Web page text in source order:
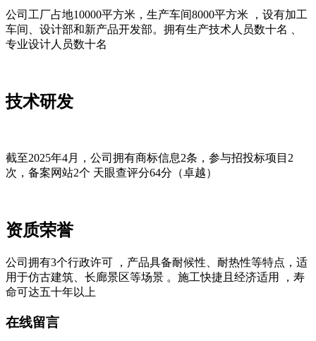
公司工厂占地10000平方米，生产车间8000平方米
，设有加工
车间、设计部和新产品开发部。拥有生产技术人员数十名 、
专业设计人员数十名
技术研发
截至2025年4月，公司拥有商标信息2条 ， 参与招投标项目 2
次，备案网站2个 天眼查评分64分（卓越）
资质荣誉
公司拥有3个行政许可
，产品具备耐候性、耐热性等特点，适
用于仿古建筑、长廊景区等场景 。施工快捷且经济适用
，寿
命可达五十年以上
在线留言